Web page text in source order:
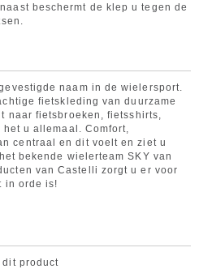
beschermt de klep u tegen de
naam in de wielersport.
fietskleding van duurzame
naar fietsbroeken, fietsshirts,
u allemaal. Comfort,
centraal en dit voelt en ziet u
bekende wielerteam SKY van
van Castelli zorgt u er voor
in orde is!
dit product